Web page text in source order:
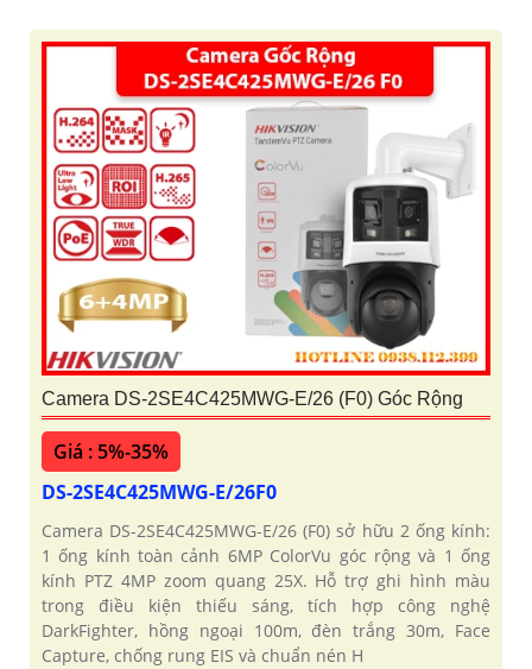
Camera DS-2SE4C425MWG-E/26 (F0) Góc Rộng
Giá : 5%-35%
DS-2SE4C425MWG-E/26F0
Camera DS-2SE4C425MWG-E/26 (F0) sở hữu 2 ống kính:
1 ống kính toàn cảnh 6MP ColorVu góc rộng và 1 ống
kính PTZ 4MP zoom quang 25X. Hỗ trợ ghi hình màu
trong điều kiện thiếu sáng, tích hợp công nghệ
DarkFighter, hồng ngoại 100m, đèn trắng 30m, Face
Capture, chống rung EIS và chuẩn nén H